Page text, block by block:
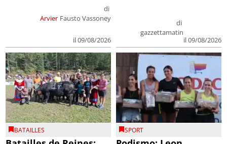
Arvier
di
Fausto Vassoney
il 09/08/2026
di
gazzettamatin
il 09/08/2026
BATAILLES SPORT